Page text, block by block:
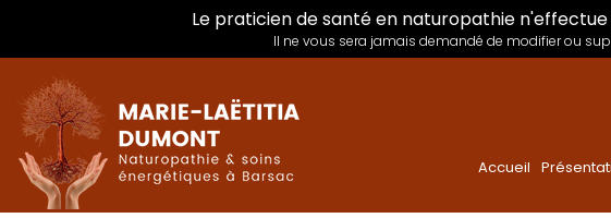
Le praticien de santé en naturopathie
Il ne vous sera jamais demandé de modifier ou
Accueil